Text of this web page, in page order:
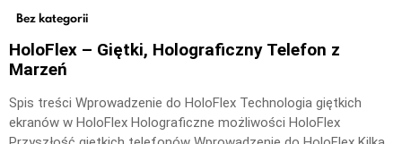
Bez kategorii
HoloFlex – Giętki, Holograficzny Telefon z
Marzeń
Spis treści Wprowadzenie do HoloFlex Technologia giętkich
ekranów w HoloFlex Holograficzne możliwości HoloFlex